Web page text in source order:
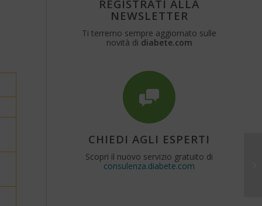
REGISTRATI ALLA
NEWSLETTER
Ti terremo sempre aggiornato sulle
novità di diabete.com
CHIEDI AGLI ESPERTI
Scopri il nuovo servizio gratuito di
consulenza.diabete.com